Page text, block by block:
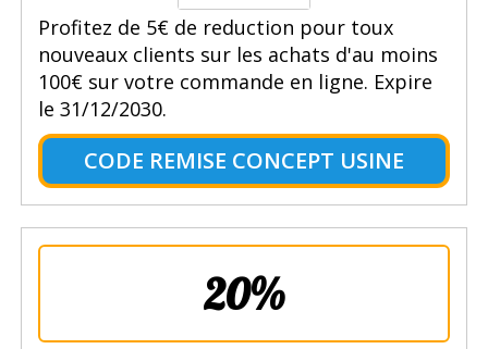
Profitez de 5€ de reduction pour toux
nouveaux clients sur les achats d'au moins
100€ sur votre commande en ligne. Expire
le 31/12/2030.
CODE REMISE CONCEPT USINE
20%